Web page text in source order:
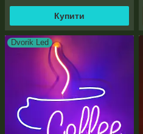
Купити
Dvorik Led